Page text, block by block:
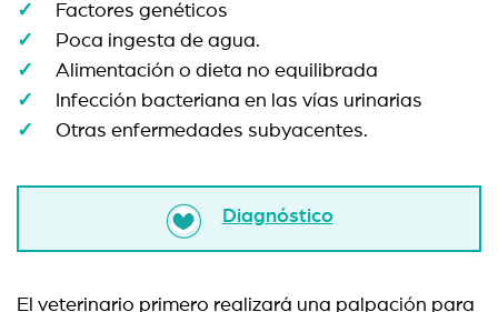
Factores genéticos
Poca ingesta de agua.
Alimentación o dieta no equilibrada
Infección bacteriana en las vías urinarias
Otras enfermedades subyacentes.
Diagnóstico
El veterinario primero realizará una palpación para